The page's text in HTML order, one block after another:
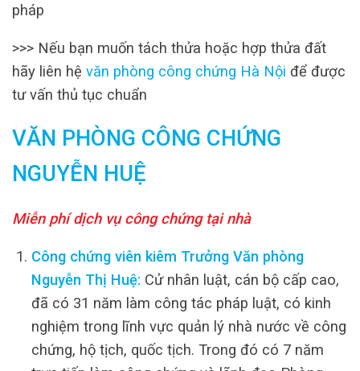
pháp
>>> Nếu bạn muốn tách thửa hoặc hợp thửa đất
hãy liên hệ văn phòng công chứng Hà Nội để được
tư vấn thủ tục chuẩn
VĂN PHÒNG CÔNG CHỨNG
NGUYỄN HUỆ
Miễn phí dịch vụ công chứng tại nhà
Công chứng viên kiêm Trưởng Văn phòng
Nguyễn Thị Huệ: Cử nhân luật, cán bộ cấp cao,
đã có 31 năm làm công tác pháp luật, có kinh
nghiệm trong lĩnh vực quản lý nhà nước về công
chứng, hộ tịch, quốc tịch. Trong đó có 7 năm